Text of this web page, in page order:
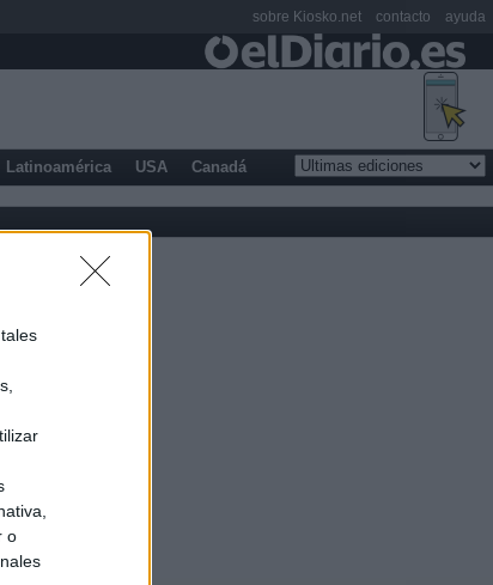
o
Latinoamérica USA Canadá
sobre Kiosko.net contacto ayuda